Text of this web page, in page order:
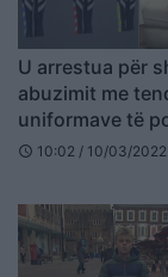
U arrestua për
abuzimit me
uniformave të
lirohet ish-
schedule 10:02 / 10/03/2022